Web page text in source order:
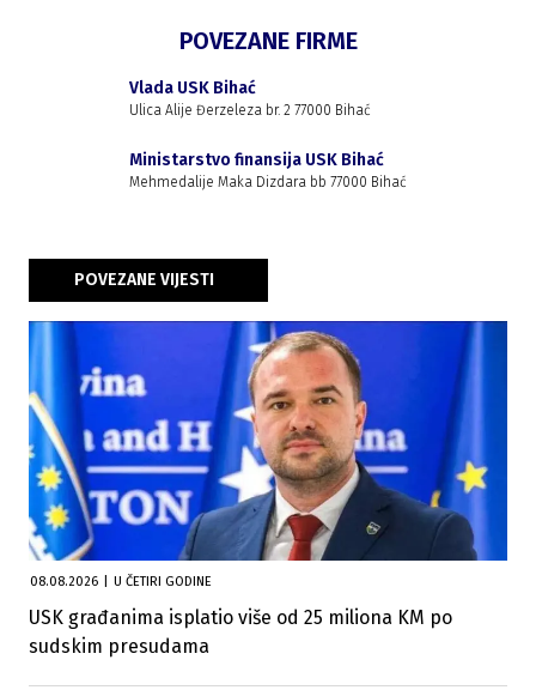
POVEZANE FIRME
Vlada USK Bihać
Ulica Alije Đerzeleza br. 2 77000 Bihać
Ministarstvo finansija USK Bihać
Mehmedalije Maka Dizdara bb 77000 Bihać
POVEZANE VIJESTI
08.08.2026 U ČETIRI GODINE
USK građanima isplatio više od 25 miliona KM po
sudskim presudama